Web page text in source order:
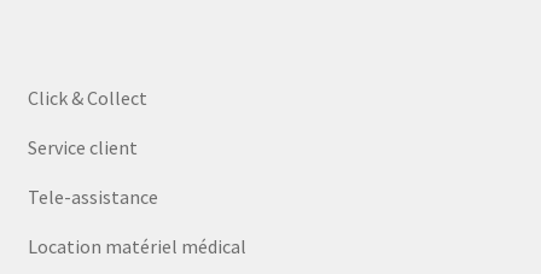
Click & Collect
Service client
Tele-assistance
Location matériel médical